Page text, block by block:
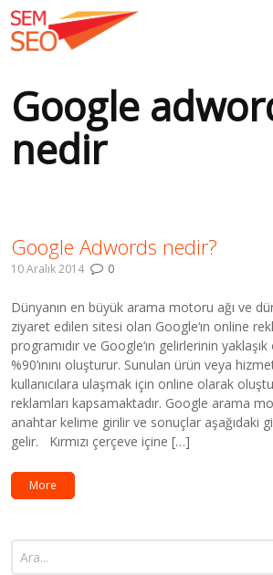
Google
nedir
Google Adwords nedir?
10 Aralık 2014 0
Dünyanın en büyük arama motoru ağı ve
ziyaret edilen sitesi olan Google‘ın online
programıdır ve Google‘ın gelirlerinin
%90’ınını oluşturur. Sunulan ürün veya
kullanıcılara ulaşmak için online olarak
reklamları kapsamaktadır. Google arama
anahtar kelime girilir ve sonuçlar aşağıdaki
gelir. Kırmızı çerçeve içine […]
More